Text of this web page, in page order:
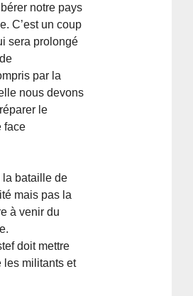
notre pays
C’est un coup
sera prolongé
par la
nous devons
le
face
la bataille de
mais pas la
à venir du
doit mettre
les militants et